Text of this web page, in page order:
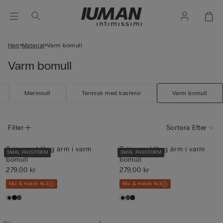
Herr Material Varm bomull
Varm bomull
Merinoull Termisk med kashmir Varm bomull
Filter Sortera Efter
SMAL PASSFORM
Tröja med lång ärm i varm
bomull
279,00 kr
Mix & match 4x3
SMAL PASSFORM
Tröja med lång ärm i varm
bomull
279,00 kr
Mix & match 4x3